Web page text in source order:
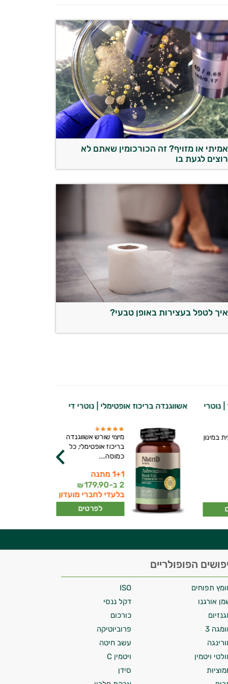
אמיתי או מזויף? זה הכורכומין שאתם לא
רוצים לגעת בו
איך לטפל בעצירות באופן טבעי?
מיליארד | נוטרי
במינון
אשווגנדה בריכוז אופטימלי | נוטרי די
מיצוי שורש אשווגנדה
בריכוז אופטימלי, כל
כמוסה...
1+1 מתנה
2 ב-
179.90
₪
בלעדי לחברי מועדון
לפרטים
הפופולריים
תפוחים
ISO
אורגנו
דקל ננסי
כורכום
3
פרוביוטיקה
עשב חיטה
ויטמין
ויטמין C
סידן